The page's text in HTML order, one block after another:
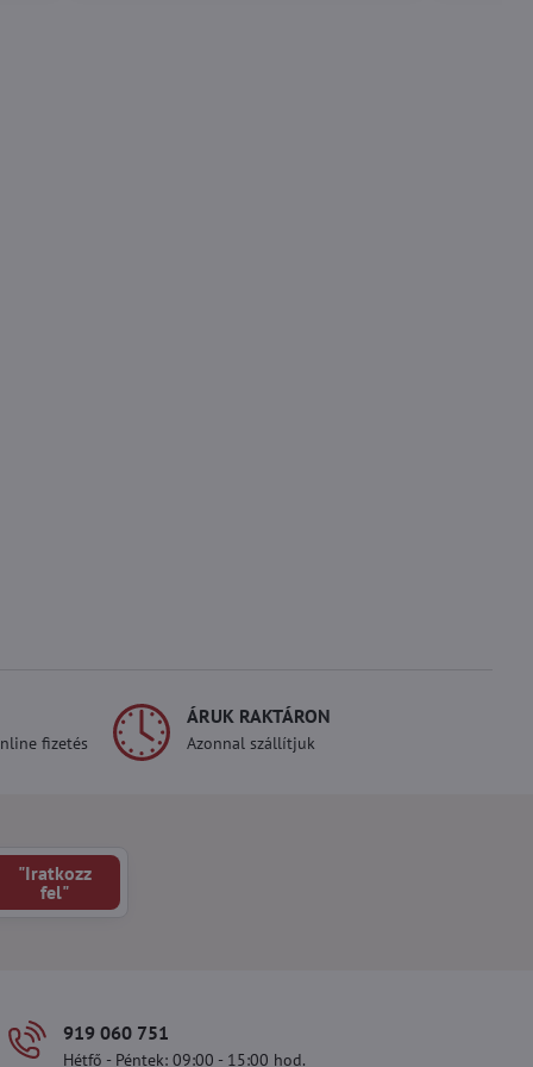
fizetés
ÁRUK RAKTÁRON
Azonnal szállítjuk
"Iratkozz
fel"
919 060 751
Hétfő - Péntek: 09:00 - 15:00 hod.